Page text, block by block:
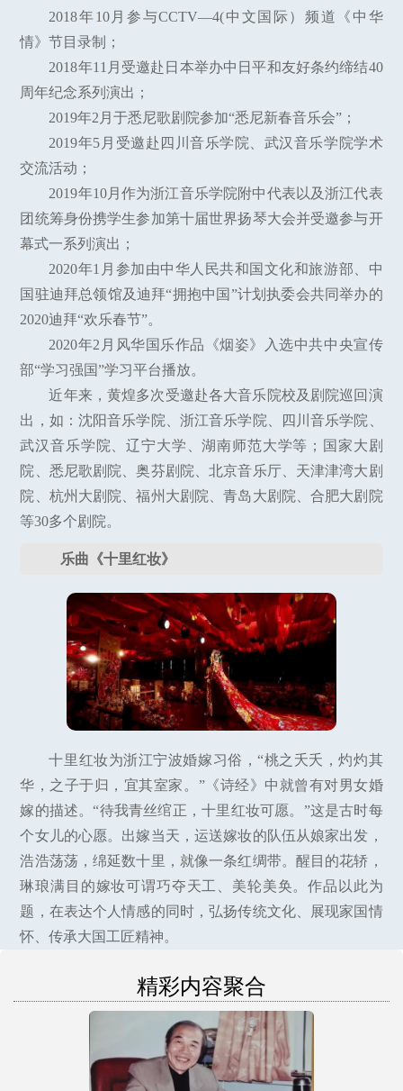
2018年10月参与CCTV—4(中文国际）频道《中华
情》节目录制；
2018年11月受邀赴日本举办中日平和友好条约缔结40
周年纪念系列演出；
2019年2月于悉尼歌剧院参加“悉尼新春音乐会”；
2019年5月受邀赴四川音乐学院、武汉音乐学院学术
交流活动；
2019年10月作为浙江音乐学院附中代表以及浙江代表
团统筹身份携学生参加第十届世界扬琴大会并受邀参与开
幕式一系列演出；
2020年1月参加由中华人民共和国文化和旅游部、中
国驻迪拜总领馆及迪拜“拥抱中国”计划执委会共同举办的
2020迪拜“欢乐春节”。
2020年2月风华国乐作品《烟姿》入选中共中央宣传
部“学习强国”学习平台播放。
近年来，黄煌多次受邀赴各大音乐院校及剧院巡回演
出，如：沈阳音乐学院、浙江音乐学院、四川音乐学院、
武汉音乐学院、辽宁大学、湖南师范大学等；国家大剧
院、悉尼歌剧院、奥芬剧院、北京音乐厅、天津津湾大剧
院、杭州大剧院、福州大剧院、青岛大剧院、合肥大剧院
等30多个剧院。
乐曲《十里红妆》
十里红妆为浙江宁波婚嫁习俗，“桃之夭夭，灼灼其
华，之子于归，宜其室家。”《诗经》中就曾有对男女婚
嫁的描述。“待我青丝绾正，十里红妆可愿。”这是古时每
个女儿的心愿。出嫁当天，运送嫁妆的队伍从娘家出发，
浩浩荡荡，绵延数十里，就像一条红绸带。醒目的花轿，
琳琅满目的嫁妆可谓巧夺天工、美轮美奂。作品以此为
题，在表达个人情感的同时，弘扬传统文化、展现家国情
怀、传承大国工匠精神。
精彩内容聚合